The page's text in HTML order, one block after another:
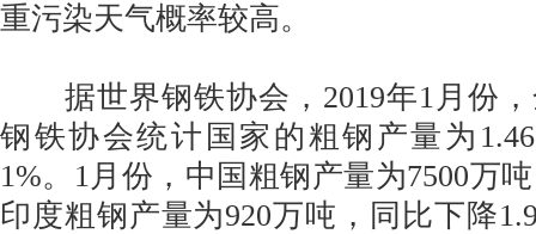
重污染天气概率较高。
据世界钢铁协会，2019年1月份，
钢铁协会统计国家的粗钢产量为
1%。1月份，中国粗钢产量为7500万
印度粗钢产量为920万吨，同比下降